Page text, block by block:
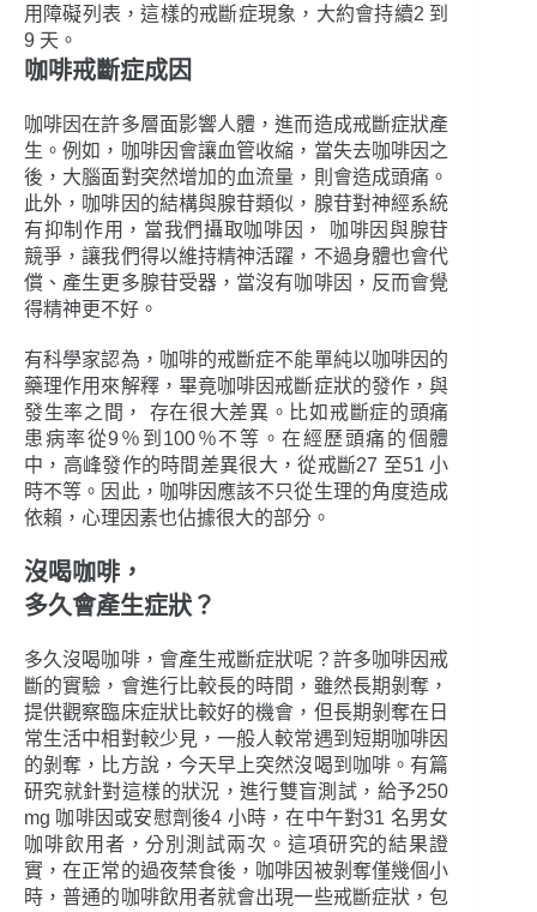
用障礙列表，這樣的戒斷症現象，大約會持續2 到
9 天。
咖啡戒斷症成因
咖啡因在許多層面影響人體，進而造成戒斷症狀產
生。例如，咖啡因會讓血管收縮，當失去咖啡因之
後，大腦面對突然增加的血流量，則會造成頭痛。
此外，咖啡因的結構與腺苷類似，腺苷對神經系統
有抑制作用，當我們攝取咖啡因， 咖啡因與腺苷
競爭，讓我們得以維持精神活躍，不過身體也會代
償、產生更多腺苷受器，當沒有咖啡因，反而會覺
得精神更不好。
有科學家認為，咖啡的戒斷症不能單純以咖啡因的
藥理作用來解釋，畢竟咖啡因戒斷症狀的發作，與
發生率之間， 存在很大差異。比如戒斷症的頭痛
患病率從9％到100％不等。在經歷頭痛的個體
中，高峰發作的時間差異很大，從戒斷27 至51 小
時不等。因此，咖啡因應該不只從生理的角度造成
依賴，心理因素也佔據很大的部分。
沒喝咖啡，
多久會產生症狀？
多久沒喝咖啡，會產生戒斷症狀呢？許多咖啡因戒
斷的實驗，會進行比較長的時間，雖然長期剝奪，
提供觀察臨床症狀比較好的機會，但長期剝奪在日
常生活中相對較少見，一般人較常遇到短期咖啡因
的剝奪，比方說，今天早上突然沒喝到咖啡。有篇
研究就針對這樣的狀況，進行雙盲測試，給予250
mg 咖啡因或安慰劑後4 小時，在中午對31 名男女
咖啡飲用者，分別測試兩次。這項研究的結果證
實，在正常的過夜禁食後，咖啡因被剝奪僅幾個小
時，普通的咖啡飲用者就會出現一些戒斷症狀，包